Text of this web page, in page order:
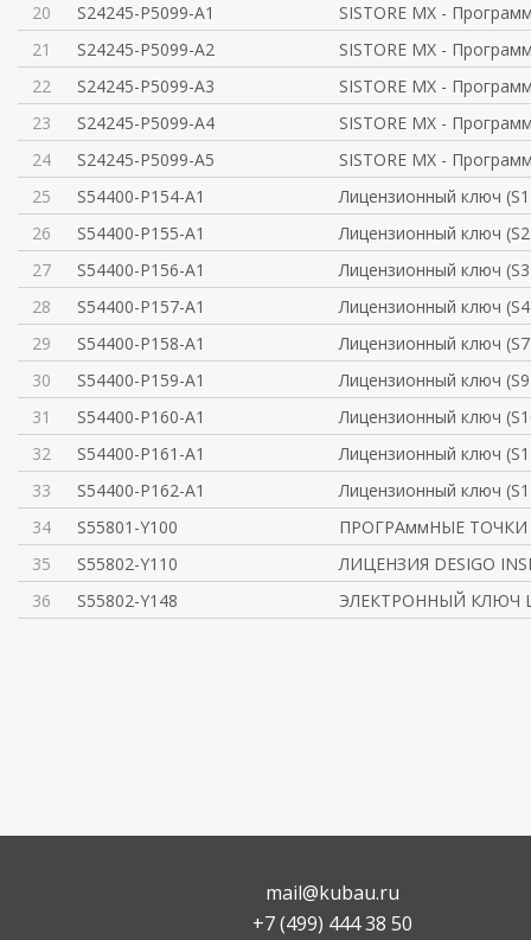
20
S24245-P5099-A1
SISTORE MX -
21
S24245-P5099-A2
SISTORE MX -
22
S24245-P5099-A3
SISTORE MX -
23
S24245-P5099-A4
SISTORE MX -
24
S24245-P5099-A5
SISTORE MX -
25
S54400-P154-A1
Лицензионный ключ
26
S54400-P155-A1
Лицензионный ключ
27
S54400-P156-A1
Лицензионный ключ
28
S54400-P157-A1
Лицензионный ключ
29
S54400-P158-A1
Лицензионный ключ
30
S54400-P159-A1
Лицензионный ключ
31
S54400-P160-A1
Лицензионный ключ
32
S54400-P161-A1
Лицензионный ключ
33
S54400-P162-A1
Лицензионный ключ
34
S55801-Y100
ПРОГРАммНЫЕ ТОЧКИ
35
S55802-Y110
ЛИЦЕНЗИЯ DESIGO
36
S55802-Y148 ЭЛЕКТРОННЫЙ КЛЮЧ
mail@kubau.ru
+7 (499) 444 38 50